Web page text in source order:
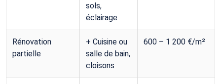
sols,
éclairage
Rénovation
partielle
+ Cuisine ou
salle de bain,
cloisons
600 – 1 200 €/m²